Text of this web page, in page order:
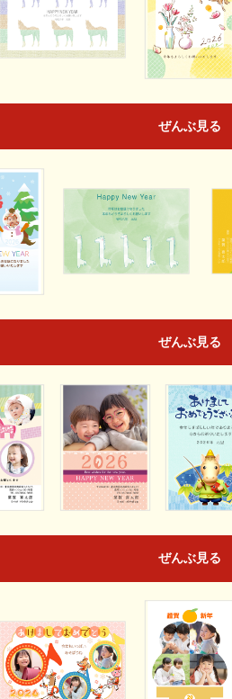
ぜんぶ見る
ぜんぶ見る
ぜんぶ見る